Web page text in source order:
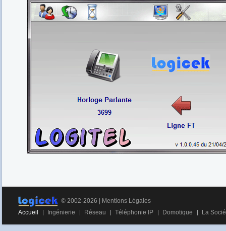
© 2002-2026 |
Mentions Légales
Accueil
Ingénierie Réseau Téléphonie IP Domotique La